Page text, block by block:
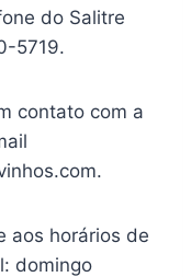
do Salitre
5719.
contato com a
.
aos horários de
domingo